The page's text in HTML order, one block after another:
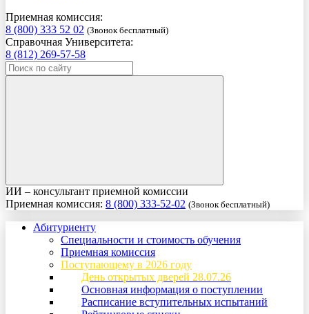
Приемная комиссия:
8 (800) 333 52 02 (Звонок бесплатный)
Справочная Университета:
8 (812) 269-57-58
ИИ – консультант приемной комиссии
Приемная комиссия: 8 (800) 333-52-02 (Звонок бесплатный)
Абитуриенту
Специальности и стоимость обучения
Приемная комиссия
Поступающему в 2026 году
День открытых дверей 28.07.26
Основная информация о поступлении
Расписание вступительных испытаний